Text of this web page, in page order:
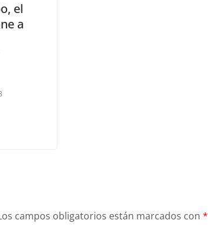
el
a
campos obligatorios están marcados con *